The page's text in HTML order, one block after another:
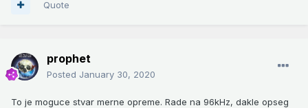
Quote
prophet
Posted January 30, 2020
To je moguce stvar merne opreme. Rade na 96kHz, dakle opseg